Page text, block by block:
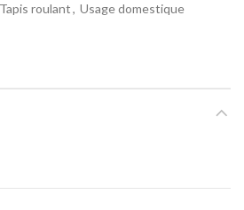
Tapis roulant, Usage domestique